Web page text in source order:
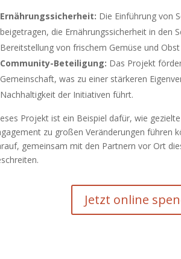
Ernährungssicherheit: Die Einführung von
beigetragen, die Ernährungssicherheit in den
Bereitstellung von frischem Gemüse und
Community-Beteiligung: Das Projekt
Gemeinschaft, was zu einer stärkeren
Nachhaltigkeit der Initiativen führt.
Projekt ist ein Beispiel dafür, wie
zu großen Veränderungen führen
gemeinsam mit den Partnern vor Ort
Jetzt online